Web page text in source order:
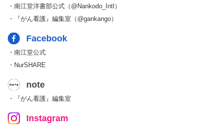
・南江堂洋書部公式（@Nankodo_Intl）
・『がん看護』編集室（@gankango）
Facebook
・南江堂公式
・NurSHARE
note
・『がん看護』編集室
Instagram